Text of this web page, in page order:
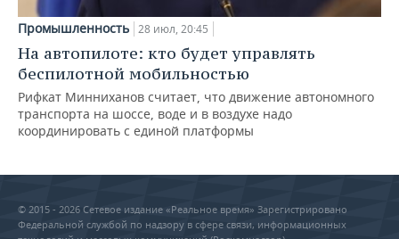
Промышленность 28 июл, 20:45
На автопилоте: кто будет управлять
беспилотной мобильностью
Рифкат Минниханов считает, что движение автономного
транспорта на шоссе, воде и в воздухе надо
координировать с единой платформы
© 2015 - 2026 Сетевое издание «Реальное время» Зарегистрировано
Федеральной службой по надзору в сфере связи, информационных